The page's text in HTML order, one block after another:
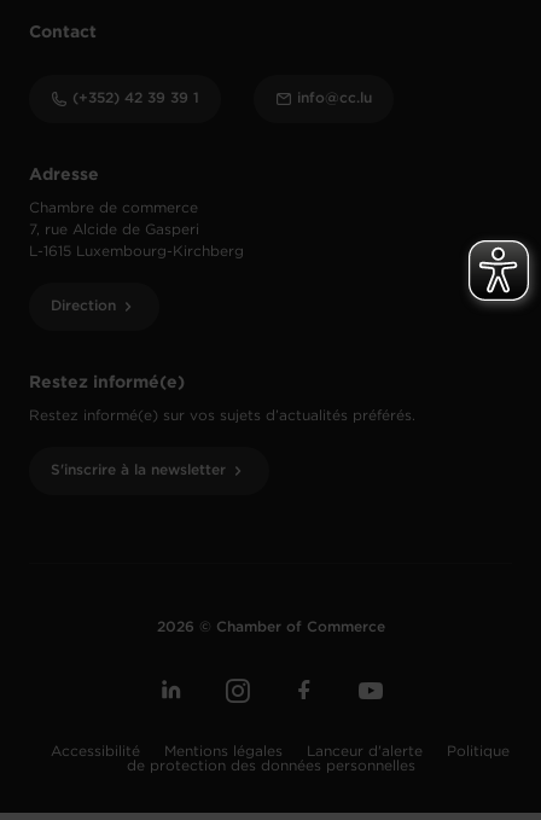
Restez informé(e)
Restez informé(e) sur vos sujets d’actualités préférés.
S'inscrire à la newsletter
Adresse
Chambre de commerce
7, rue Alcide de Gasperi
L-1615 Luxembourg-Kirchberg
Direction
Contact
(+352) 42 39 39 1 info@cc.lu
2026 © Chamber of Commerce
Accessibilité Mentions légales Lanceur d'alerte
Politique
de protection des données personnelles